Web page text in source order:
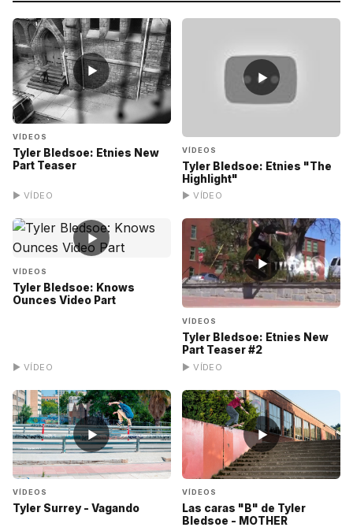
▶
VÍDEOS
Tyler Bledsoe: Etnies New
Part Teaser
▶ VÍDEO
▶
VÍDEOS
Tyler Bledsoe: Etnies "The
Highlight"
▶ VÍDEO
▶
VÍDEOS
Tyler Bledsoe: Knows
Ounces Video Part
▶ VÍDEO
▶
VÍDEOS
Tyler Bledsoe: Etnies New
Part Teaser #2
▶ VÍDEO
▶
VÍDEOS
Tyler Surrey - Vagando
▶
VÍDEOS
Las caras "B" de Tyler
Bledsoe - MOTHER